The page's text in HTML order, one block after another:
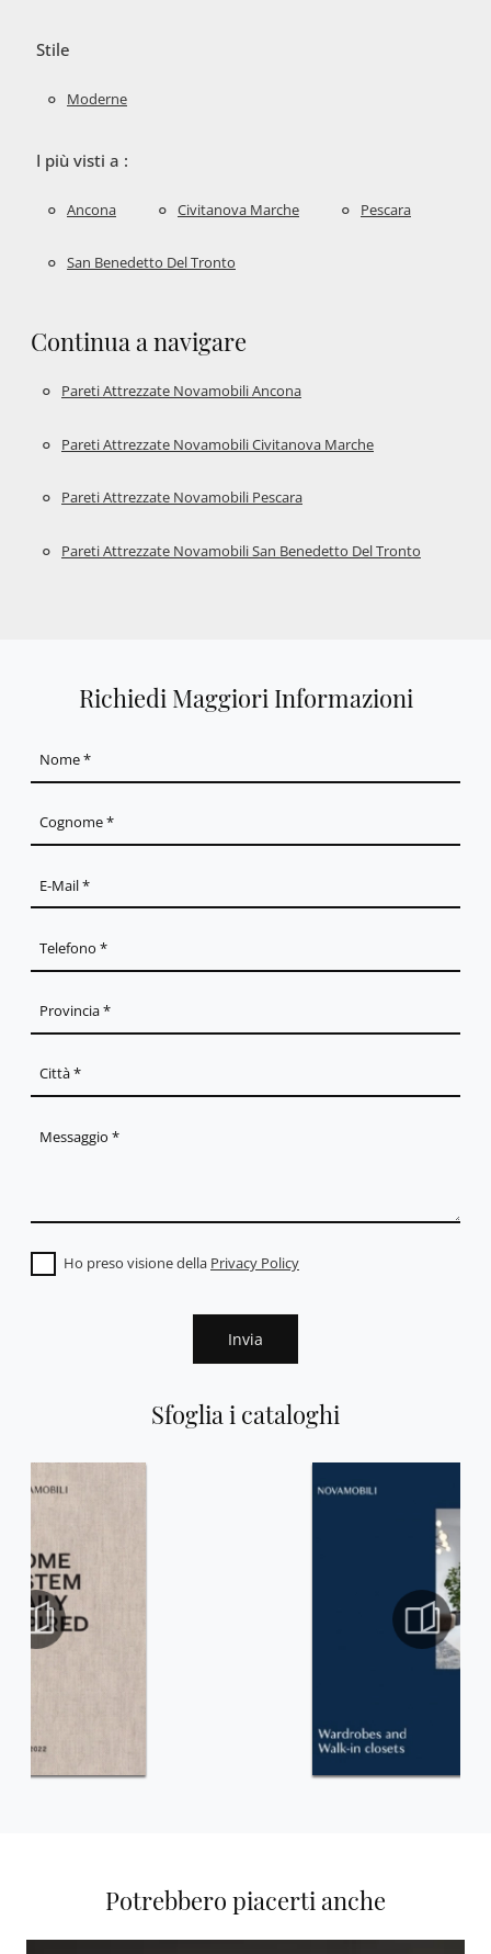
Stile
Moderne
I più visti a :
Ancona Civitanova Marche Pescara
San Benedetto Del Tronto
Continua a navigare
Pareti Attrezzate Novamobili Ancona
Pareti Attrezzate Novamobili Civitanova Marche
Pareti Attrezzate Novamobili Pescara
Pareti Attrezzate Novamobili San Benedetto Del Tronto
Sfoglia i cataloghi
Richiedi Maggiori Informazioni
Ho preso visione della Privacy Policy
Invia
Potrebbero piacerti anche